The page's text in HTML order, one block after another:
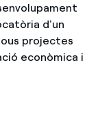
i estalvia
un
d'Endesa?
d'un
projectes
econòmica i